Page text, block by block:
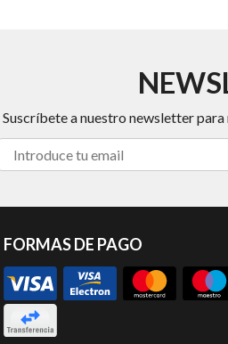
Suscríbete a nuestro newsletter
FORMAS DE PAGO